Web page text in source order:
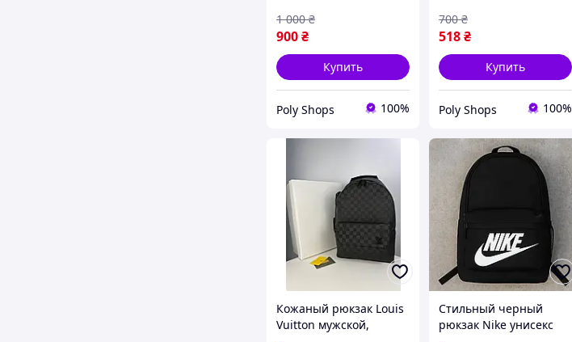
900₴
1 000 ₴
Купить
Poly Shops 100%
518₴
700 ₴
Купить
Poly Shops 100%
Кожаный рюкзак Louis
Vuitton мужской,
Стильный черный
рюкзак Nike унисекс